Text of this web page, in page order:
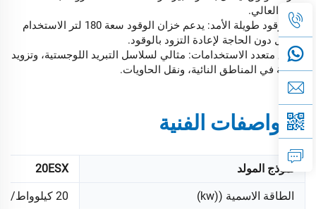
وأدائه العالي.
سعة وقود طويلة الأمد: يدعم خزان الوقود سعة 180 لتر الاستخدام
الطويل دون الحاجة لإعادة التزود بالوقود.
تطبيق متعدد الاستخدامات: مثالي لسلاسل التبريد اللوجستية، وتزويد
الطاقة في المناطق النائية، ونقل الحاويات.
المواصفات الفنية
نموذج المولد 20ESX
الطاقة الاسمية ((kw) 20 كيلوواط/25 كيلوفولت أمبير